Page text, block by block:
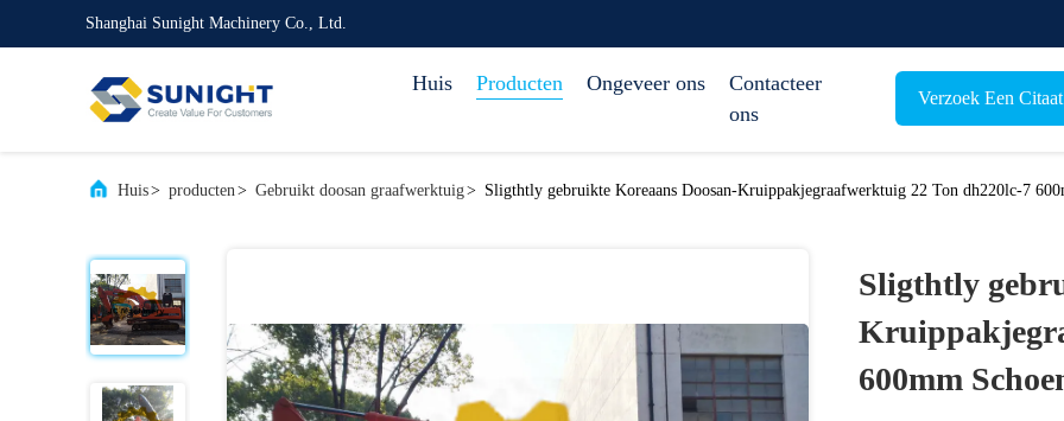
Shanghai Sunight Machinery Co., Ltd.
Huis Producten Ongeveer ons
Contacteer
ons
Verzoek Een Citaat
Huis> producten> Gebruikt doosan graafwerktuig> Sligthtly gebruikte Koreaans Doosan-Kruippakjegraafwerktuig 22 Ton dh220lc-7
Sligthtly
600mm